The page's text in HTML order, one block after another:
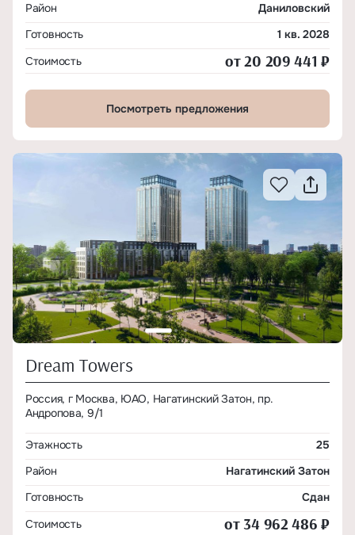
Район
Даниловский
Готовность
1 кв. 2028
Стоимость
от 20 209 441 ₽
Посмотреть предложения
Dream Towers
Россия, г Москва, ЮАО, Нагатинский Затон, пр.
Андропова, 9/1
Этажность
25
Район
Нагатинский Затон
Готовность
Сдан
Стоимость
от 34 962 486 ₽